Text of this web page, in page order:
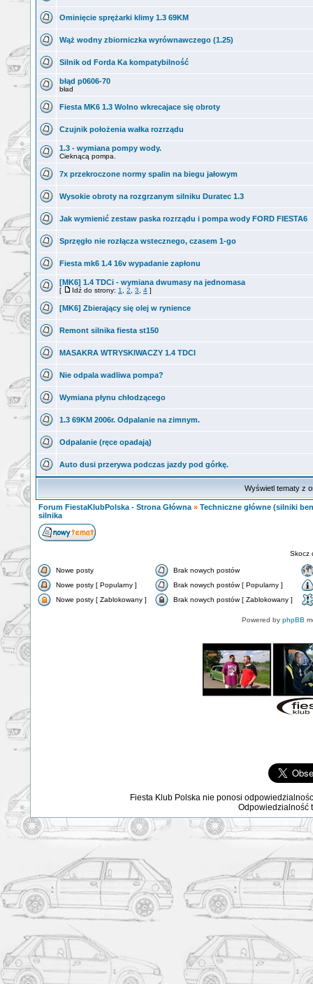
Ominięcie sprężarki klimy 1.3 69KM
Wąż wodny zbiorniczka wyrównawczego (1.25)
Silnik od Forda Ka kompatybilność
błąd p0606-70
bład
Fiesta MK6 1.3 Wolno wkrecajace się obroty
Czujnik położenia wałka rozrządu
1.3 - wymiana pompy wody.
Cieknącą pompa.
7x przekroczone normy spalin na biegu jałowym
Wysokie obroty na rozgrzanym silniku Duratec 1.3
Jak wymienić zestaw paska rozrządu i pompa wody FORD FIESTA6
Sprzęgło nie rozłącza wstecznego, czasem 1-go
Fiesta mk6 1.4 16v wypadanie zapłonu
[MK6] 1.4 TDCi - wymiana dwumasy na jednomasa
[ Idź do strony: 1 2 3 4 ]
[MK6] Zbierający się olej w rynience
Remont silnika fiesta st150
MASAKRA WTRYSKIWACZY 1.4 TDCI
Nie odpala wadliwa pompa?
Wymiana płynu chłodzącego
1.3 69KM 2006r. Odpalanie na zimnym.
Odpalanie (ręce opadają)
Auto dusi przerywa podczas jazdy pod górkę.
Wyświetl tematy z
Forum FiestaKlubPolska - Strona Główna » Techniczne główne (silniki
silnika
Skocz
Nowe posty
Brak nowych postów
Nowe posty [ Popularny ]
Brak nowych postów [ Popularny ]
Nowe posty [ Zablokowany ]
Brak nowych postów [ Zablokowany ]
Powered by phpBB
Fiesta Klub Polska nie ponosi
Odpowiedzialność